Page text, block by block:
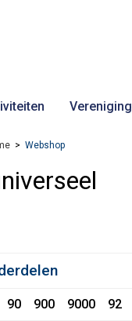
Vereniging
Webshop
90 900 9000 92